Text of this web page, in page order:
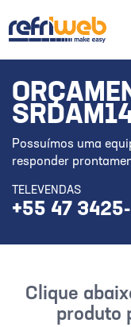
Possuímos uma
responder
TELEVENDAS
+55 47
Clique
produto